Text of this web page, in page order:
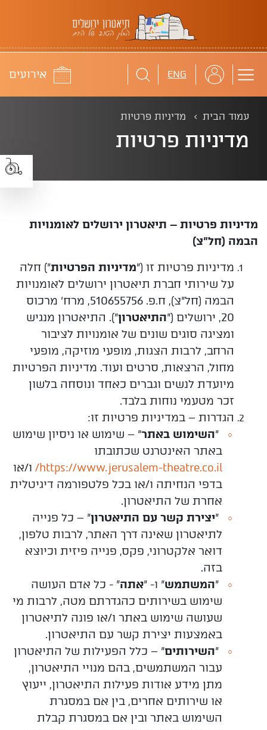
תיאטרון ירושלים
ENG לוח
אירועים
עמוד הבית מדיניות פרטיות
מדיניות פרטיות
מדיניות פרטיות – תיאטרון ירושלים לאומנויות
הבמה (חל"צ)
מדיניות פרטיות זו ("מדיניות הפרטיות") חלה
על שירותי חברת תיאטרון ירושלים לאומנויות
הבמה (חל"צ), ח.פ. 510655756, מרח' מרכוס
20, ירושלים ("
התיאטרון"). התיאטרון מנגיש
ומציגה סוגים שונים של אומנויות לציבור
הרחב, לרבות הצגות, מופעי מוזיקה, מופעי
מחול, הרצאות, סרטים ועוד. מדיניות הפרטיות
מיועדת לנשים וגברים כאחד ונוסחה בלשון
זכר מטעמי נוחות בלבד.
הגדרות – במדיניות פרטיות זו:
"השימוש באתר" – שימוש או ניסיון שימוש
באתר האינטרנט שכתובתו
https://www.jerusalem-theatre.co.il/
ו/או
בדפי הנחיתה ו/או בכל פלטפורמה דיגיטלית
אחרת של התיאטרון.
"יצירת קשר עם התיאטרון" – כל פנייה
לתיאטרון שאינה דרך האתר, לרבות טלפון,
דואר אלקטרוני, פקס, פנייה פיזית וכיוצא
בזה.
"המשתמש" ו- "אתה" - כל אדם העושה
שימוש בשירותים כהגדרתם מטה, לרבות מי
שעושה שימוש באתר ו/או פונה לתיאטרון
באמצעות יצירת קשר עם התיאטרון.
"השירותים" – כלל הפעילות של התיאטרון
עבור המשתמשים, בהם מנויי התיאטרון,
מתן מידע אודות פעילות התיאטרון, ייעוץ
או שירותים אחרים, בין אם במסגרת
השימוש באתר ובין אם במסגרת קבלת